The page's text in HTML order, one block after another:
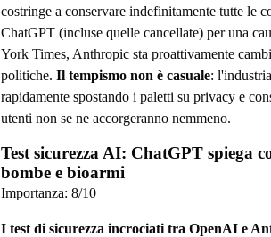
costringe a conservare indefinitamente tutte le
ChatGPT (incluse quelle cancellate) per una
York Times, Anthropic sta proattivamente
politiche. Il tempismo non è casuale:
rapidamente spostando i paletti su privacy e
utenti non se ne accorgeranno nemmeno.
Test sicurezza AI: ChatGPT spiega
bombe e bioarmi
Importanza: 8/10
I test di sicurezza incrociati tra OpenAI e